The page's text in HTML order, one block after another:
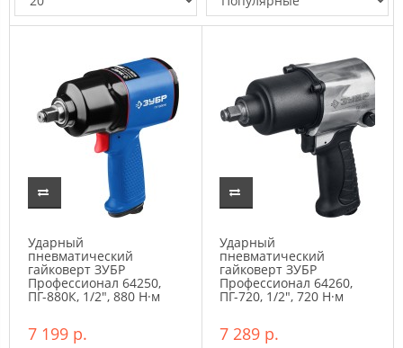
Ударный
пневматический
гайковерт ЗУБР
Профессионал 64250,
ПГ-880К, 1/2″, 880 Н·м
7 199 р.
Ударный
пневматический
гайковерт ЗУБР
Профессионал 64260,
ПГ-720, 1/2″, 720 Н·м
7 289 р.